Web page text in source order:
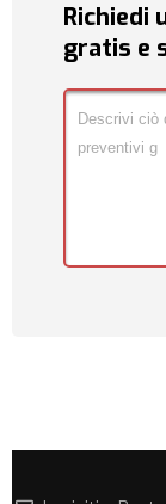
Richiedi
gratis e